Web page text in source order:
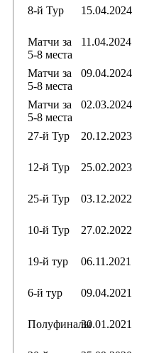
8-й Тур
15.04.2024
Матчи за
5-8 места
11.04.2024
Матчи за
5-8 места
09.04.2024
Матчи за
5-8 места
02.03.2024
27-й Тур
20.12.2023
12-й Тур
25.02.2023
25-й Тур
03.12.2022
10-й Тур
27.02.2022
19-й тур
06.11.2021
6-й тур
09.04.2021
Полуфиналы30.01.2021